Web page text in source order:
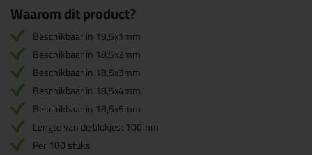
Waarom dit product?
Beschikbaar in 18,5x1mm
Beschikbaar in 18,5x2mm
Beschikbaar in 18,5x3mm
Beschikbaar in 18,5x4mm
Beschikbaar in 18,5x5mm
Lengte van de blokjes: 100mm
Per 100 stuks